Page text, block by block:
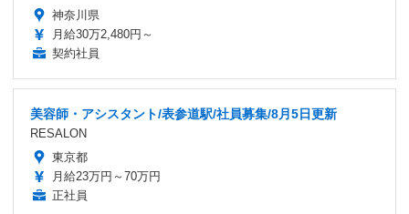
神奈川県
月給30万2,480円～
契約社員
美容師・アシスタント/表参道駅/社員募集/8月5日更新
RESALON
東京都
月給23万円～70万円
正社員